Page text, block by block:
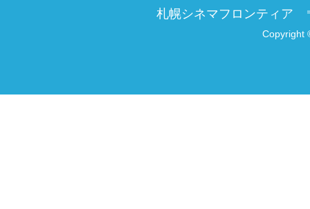
札幌シネマフロンティア
Copyright